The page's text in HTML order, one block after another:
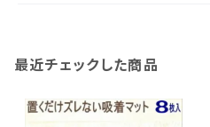
最近チェックした商品